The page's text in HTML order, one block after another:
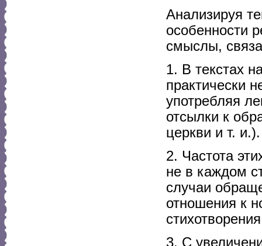
Анализируя
особенности
смыслы,
1. В текстах
практически
употребляя
отсылки к
церкви и т. и.).
2. Частота
не в каждом
случаи
отношения к
3. С